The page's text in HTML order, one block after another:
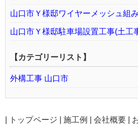
山口市Ｙ様邸ワイヤーメッシュ組
山口市Ｙ様邸駐車場設置工事(土工
【カテゴリーリスト】
外構工事 山口市
トップページ 施工例 会社概要